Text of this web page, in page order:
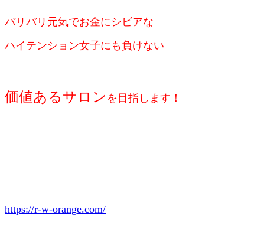
バリバリ元気でお金にシビアな
ハイテンション女子にも負けない
価値あるサロン を 目指します！
https://r-w-orange.com/